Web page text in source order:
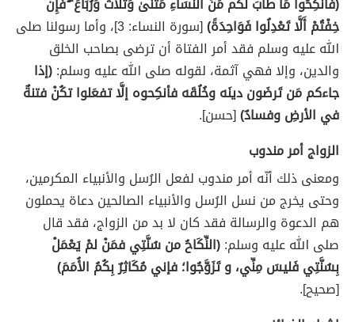
خِفْتُمْ أَلَّا تَعْدِلُوا فَوَاحِدَةً)
[سورة النساء: 3]، وأما رسولنا صلى
الله عليه وسلم فقد أمر الفتاة أن ترضى بصاحب الخلق
والدين، وإلا فهي آثمة، لقوله صلى الله عليه وسلم:(إذا
جاءكم مَن تَرضَون دينَه وخُلُقَه فأنكِحوه إلَّا تفعَلوا تكُنْ فتنةٌ
في الأرضِ وفسادٌ)[حسن].
الزواج أمر مندوب
ومعنى ذلك أنّه أمر مندوب لفعل الرُسل والأنبياء المكرمين،
وحتى يخرج من نسل الرُسل والأنبياء الصالحين دعاة يحملون
هم الدعوة والرسالة فقد كان لا بد من الزواج، فقد قال
صلى الله عليه وسلم:(النِّكَاحُ من سُنَّتِي فمَنْ لمْ يَعْمَلْ
بِسُنَّتِي فَليسَ مِنِّي، و تَزَوَّجُوا؛ فإني مُكَاثِرٌ بِكُمُ الأُمَمَ)
[صحيح].